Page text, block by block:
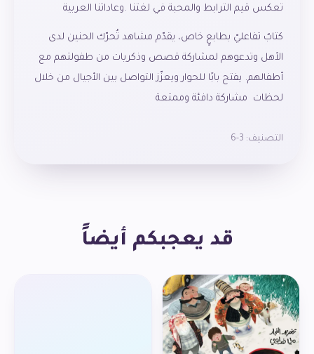
تعكس قيم الترابط والمحبة في لغتنا . وعاداتنا العربية
كتابٌ تفاعليّ بطابعٍ خاص، يقدّم مشاهد تُحرّك الحنين لدى
الأهل وتدعوهم لمشاركة قصص وذكريات من طفولتهم مع
أطفالهم. يفتح بابًا للحوار ويعزّز التواصل بين الأجيال من خلال
لحظات مشاركة دافئة وممتعة
التصنيف: 3-6
قد يعجبكم أيضاً